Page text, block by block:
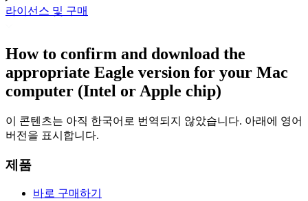
라이선스 및 구매
How to confirm and download the
appropriate Eagle version for your Mac
computer (Intel or Apple chip)
이 콘텐츠는 아직 한국어로 번역되지 않았습니다. 아래에 영어
버전을 표시합니다.
제품
바로 구매하기